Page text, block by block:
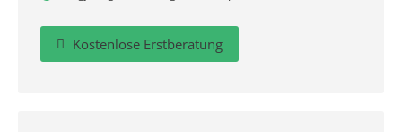
Kostenlose Erstberatung